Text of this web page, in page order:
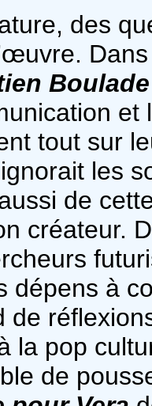
des
Boulade
et
tout sur
les
de
créateur.
dépens à
de
la pop
de